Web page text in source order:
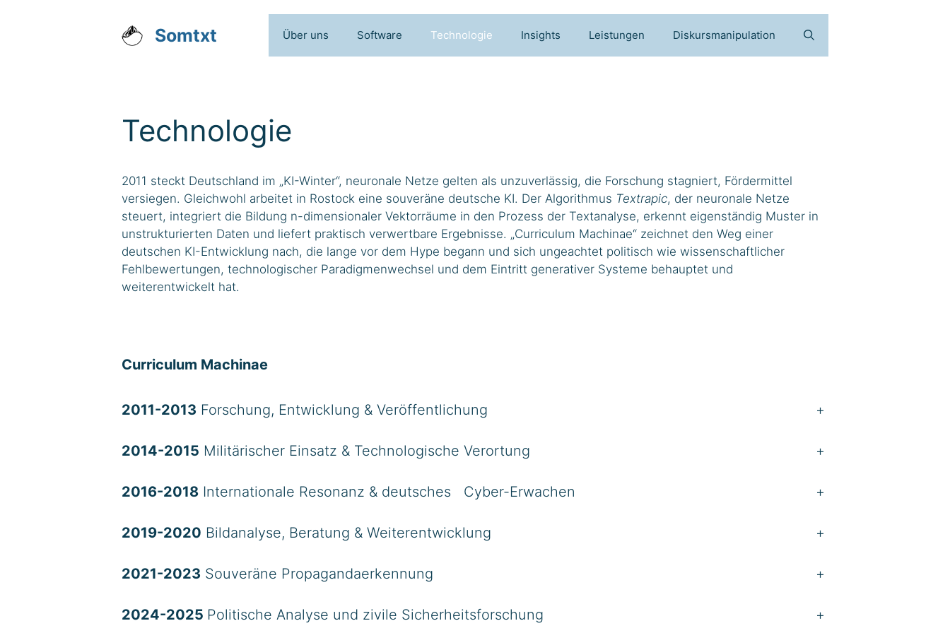
Somtxt Über uns Software Technologie Insights Leistungen Diskursmanipulation
Technologie
2011 steckt Deutschland im „KI-Winter“, neuronale Netze gelten als unzuverlässig, die Forschung stagniert, Fördermittel
versiegen. Gleichwohl arbeitet in Rostock eine souveräne deutsche KI. Der Algorithmus Textrapic, der neuronale Netze
steuert, integriert die Bildung n-dimensionaler Vektorräume in den Prozess der Textanalyse, erkennt eigenständig Muster in
unstrukturierten Daten und liefert praktisch verwertbare Ergebnisse. „Curriculum Machinae“ zeichnet den Weg einer
deutschen KI-Entwicklung nach, die lange vor dem Hype begann und sich ungeachtet politisch wie wissenschaftlicher
Fehlbewertungen, technologischer Paradigmenwechsel und dem Eintritt generativer Systeme behauptet und
weiterentwickelt hat.
Curriculum Machinae
2011-2013 Forschung, Entwicklung & Veröffentlichung +
2014-2015 Militärischer Einsatz & Technologische Verortung +
2016-2018 Internationale Resonanz & deutsches Cyber-Erwachen +
2019-2020 Bildanalyse, Beratung & Weiterentwicklung +
2021-2023 Souveräne Propagandaerkennung +
2024-2025 Politische Analyse und zivile Sicherheitsforschung +